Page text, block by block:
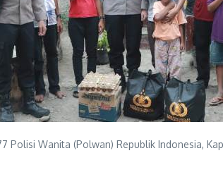
Polisi Wanita (Polwan) Republik Indonesia,